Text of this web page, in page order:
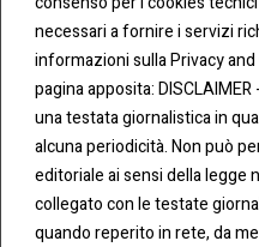
necessari a fornire i servizi
informazioni sulla Privacy
pagina apposita:
una testata giornalistica in
alcuna periodicità. Non può
editoriale ai sensi della legge
collegato con le testate
quando reperito in rete, da